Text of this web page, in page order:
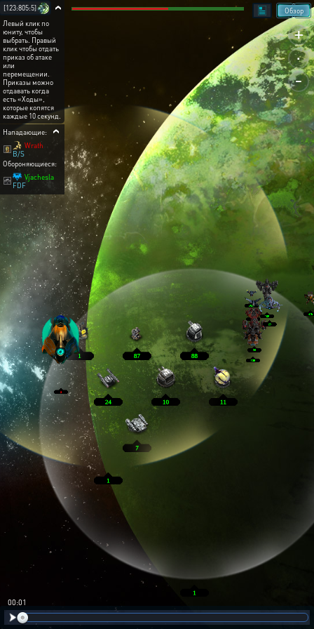
+
.
-
Обзор
[123:805:5]
Левый клик по
юниту, чтобы
выбрать. Правый
клик чтобы отдать
приказ об атаке
или
перемещении.
Приказы можно
отдавать когда
есть «Ходы»,
которые копятся
каждые 10 секунд.
Нападающие:
Wrath
B/S
Обороняющиеся:
Vjachesla
FDF
00:02